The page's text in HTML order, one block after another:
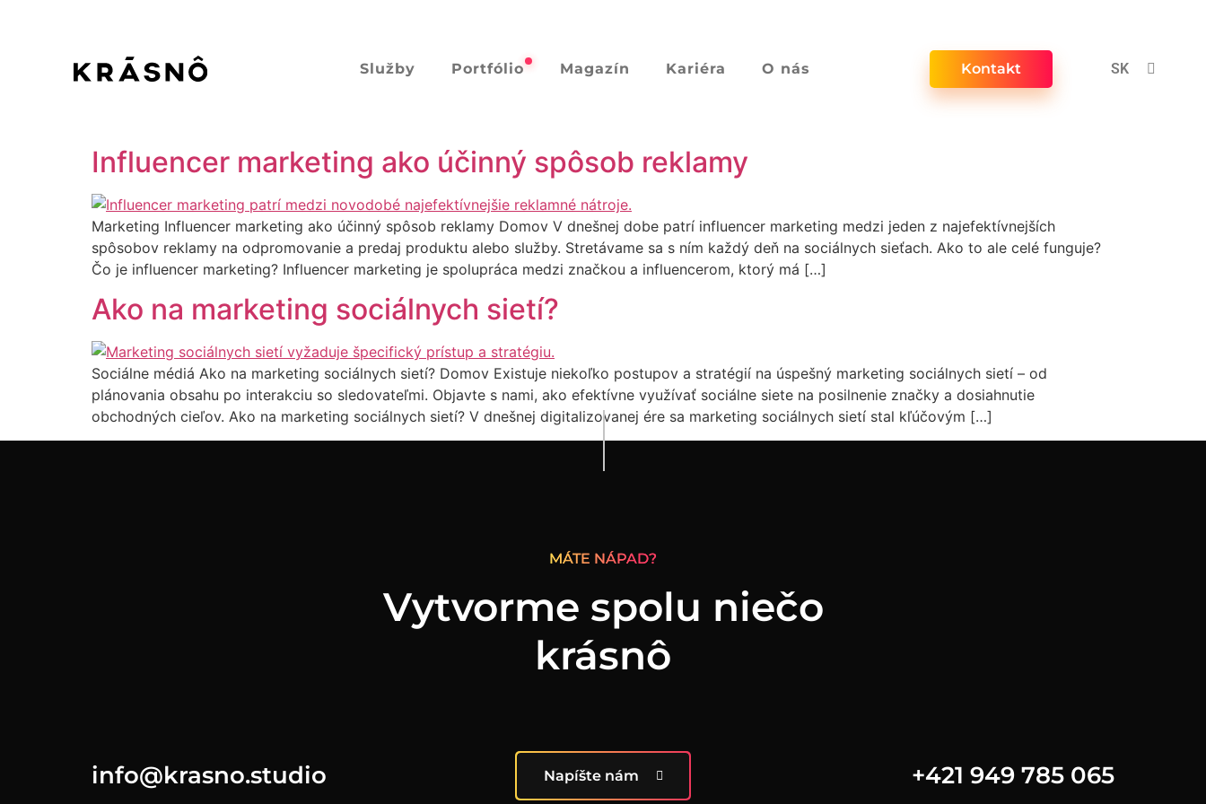
Služby Portfólio Magazín Kariéra O nás Kontakt SK
EN
Influencer marketing ako účinný spôsob reklamy
Marketing Influencer marketing ako účinný spôsob reklamy Domov V dnešnej dobe patrí influencer marketing medzi jeden z najefektívnejších
spôsobov reklamy na odpromovanie a predaj produktu alebo služby. Stretávame sa s ním každý deň na sociálnych sieťach. Ako to ale celé funguje?
Čo je influencer marketing?​ Influencer marketing je spolupráca medzi značkou a influencerom, ktorý má […]
Ako na marketing sociálnych sietí?
Sociálne médiá Ako na marketing sociálnych sietí? Domov Existuje niekoľko postupov a stratégií na úspešný marketing sociálnych sietí – od
plánovania obsahu po interakciu so sledovateľmi. Objavte s nami, ako efektívne využívať sociálne siete na posilnenie značky a dosiahnutie
obchodných cieľov. Ako na marketing sociálnych sietí? V dnešnej digitalizovanej ére sa marketing sociálnych sietí stal kľúčovým […]
MÁTE NÁPAD?
Vytvorme spolu niečo
krásnô
info@krasno.studio Napíšte nám +421 949 785 065